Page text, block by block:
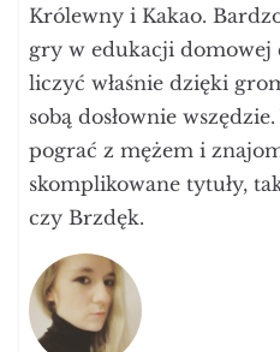
Królewny i Kakao.
gry w edukacji domowej
liczyć właśnie dzięki
sobą dosłownie
pograć z mężem i
skomplikowane tytuły,
czy Brzdęk.